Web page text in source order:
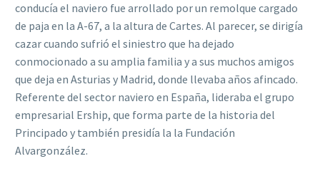
conducía el naviero fue arrollado por un remolque cargado
de paja en la A-67, a la altura de Cartes. Al parecer, se dirigía
cazar cuando sufrió el siniestro que ha dejado
conmocionado a su amplia familia y a sus muchos amigos
que deja en Asturias y Madrid, donde llevaba años afincado.
Referente del sector naviero en España, lideraba el grupo
empresarial Ership, que forma parte de la historia del
Principado y también presidía la la Fundación
Alvargonzález.